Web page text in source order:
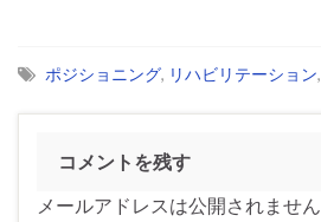
ポジショニング, リハビリテーション,
コメントを残す
メールアドレスは公開されません